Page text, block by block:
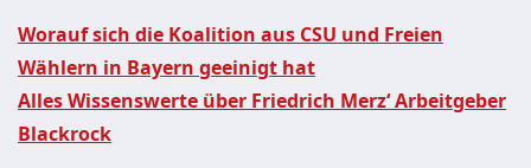
Beitragsnavigation
Worauf sich die Koalition aus CSU und Freien
Wählern in Bayern geeinigt hat
Alles Wissenswerte über Friedrich Merz‘ Arbeitgeber
Blackrock